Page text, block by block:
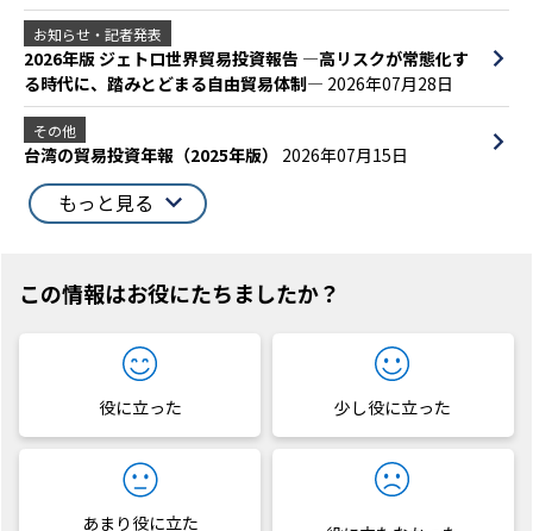
お知らせ・記者発表
2026年版 ジェトロ世界貿易投資報告 ―高リスクが常態化す
る時代に、踏みとどまる自由貿易体制― 2026年07月28日
その他
台湾の貿易投資年報（2025年版） 2026年07月15日
もっと見る
この情報はお役にたちましたか？
役に立った 少し役に立った
あまり役に立た